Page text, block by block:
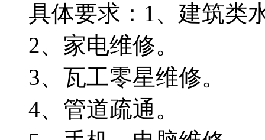
具体要求：1、建筑类
2、家电维修。
3、瓦工零星维修。
4、管道疏通。